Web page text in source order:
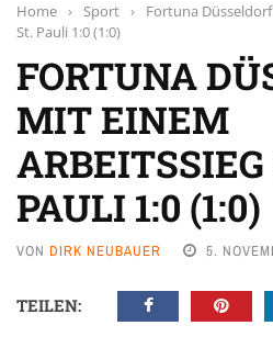
Home › Sport ›
Fortuna
St. Pauli 1:0 (1:0)
FORTUNA
MIT EINEM
ARBEITSSIEG
PAULI 1:0 (1:0)
VON DIRK NEUBAUER 5.
TEILEN: